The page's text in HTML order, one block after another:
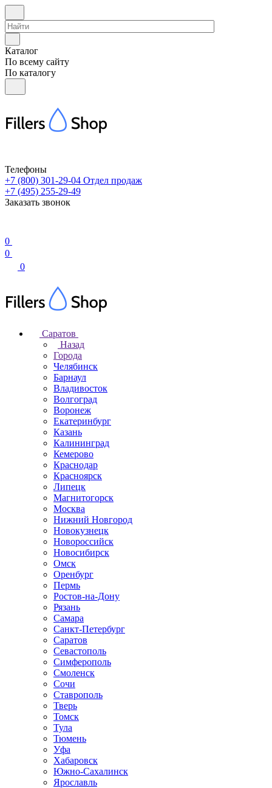
Каталог
По всему сайту
По каталогу
Телефоны
+7 (800) 301-29-04 Отдел продаж
+7 (495) 255-29-49
Заказать звонок
0
0
0
Саратов
Назад
Города
Челябинск
Барнаул
Владивосток
Волгоград
Воронеж
Екатеринбург
Казань
Калининград
Кемерово
Краснодар
Красноярск
Липецк
Магнитогорск
Москва
Нижний Новгород
Новокузнецк
Новороссийск
Новосибирск
Омск
Оренбург
Пермь
Ростов-на-Дону
Рязань
Самара
Санкт-Петербург
Саратов
Севастополь
Симферополь
Смоленск
Сочи
Ставрополь
Тверь
Томск
Тула
Тюмень
Уфа
Хабаровск
Южно-Сахалинск
Ярославль